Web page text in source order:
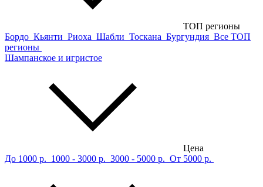
ТОП регионы
Бордо Кьянти Риоха Шабли Тоскана Бургундия Все ТОП
регионы
Шампанское и игристое
Цена
До 1000 р. 1000 - 3000 р. 3000 - 5000 р. От 5000 р.